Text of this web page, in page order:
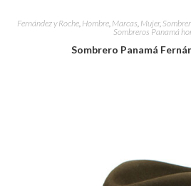
Fernández y Roche, Hombre, Marcas, Mujer,
Sombreros Panamá
Sombrero Panamá